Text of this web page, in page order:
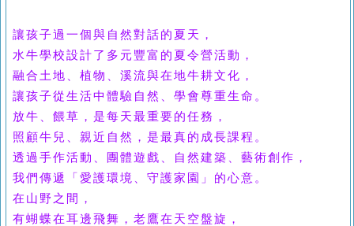
讓孩子過一個與自然對話的夏天，
水牛學校設計了多元豐富的夏令營活動，
融合土地、植物、溪流與在地牛耕文化，
讓孩子從生活中體驗自然、學會尊重生命。
放牛、餵草，是每天最重要的任務，
照顧牛兒、親近自然，是最真的成長課程。
透過手作活動、團體遊戲、自然建築、藝術創作，
我們傳遞「愛護環境、守護家園」的心意。
在山野之間，
有蝴蝶在耳邊飛舞，老鷹在天空盤旋，